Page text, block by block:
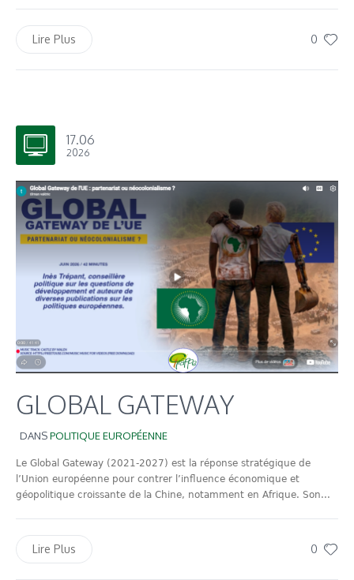
0
Lire Plus
17.06
2026
GLOBAL GATEWAY
DANSPOLITIQUE EUROPÉENNE
Le Global Gateway (2021-2027) est la réponse stratégique de
l’Union européenne pour contrer l’influence économique et
géopolitique croissante de la Chine, notamment en Afrique. Son...
0
Lire Plus